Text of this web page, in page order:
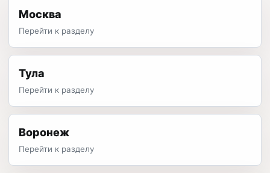
Москва
Перейти к разделу
Тула
Перейти к разделу
Воронеж
Перейти к разделу